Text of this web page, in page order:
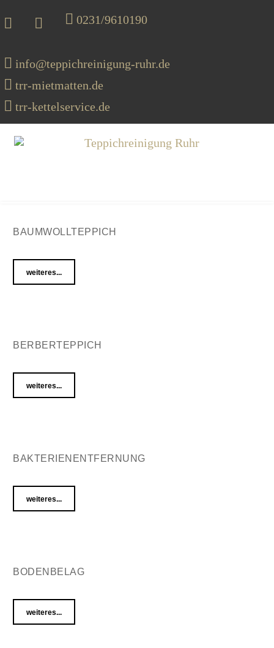
0231/9610190
info@teppichreinigung-ruhr.de
trr-mietmatten.de
trr-kettelservice.de
BAUMWOLLTEPPICH
weiteres...
BERBERTEPPICH
weiteres...
BAKTERIENENTFERNUNG
weiteres...
BODENBELAG
weiteres...